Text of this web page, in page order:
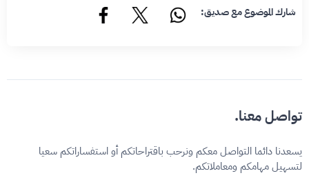
شارك الموضوع مع صديق:
تواصل معنا.
يسعدنا دائما التواصل معكم ونرحب باقتراحاتكم أو استفساراتكم سعيا
لتسهيل مهامكم ومعاملاتكم.